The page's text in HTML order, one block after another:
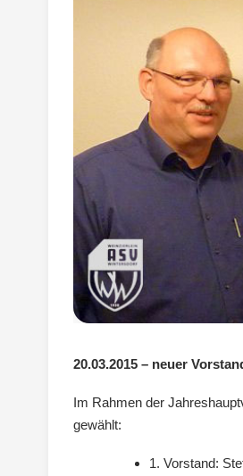
20.03.2015 – neuer
Im Rahmen der
gewählt:
1. Vorstand: